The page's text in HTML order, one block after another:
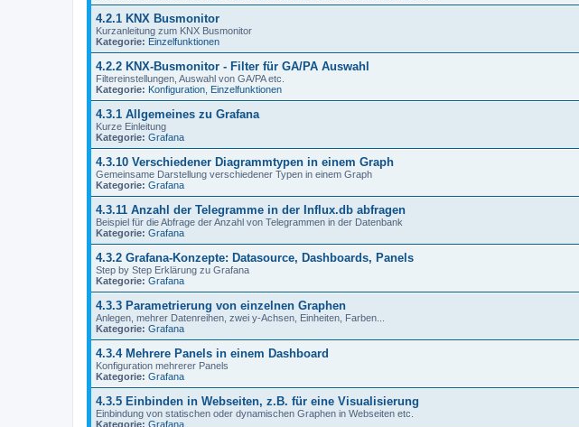
4.2.1 KNX Busmonitor
Kurzanleitung zum KNX Busmonitor
Kategorie: Einzelfunktionen
4.2.2 KNX-Busmonitor - Filter für GA/PA Auswahl
Filtereinstellungen, Auswahl von GA/PA etc.
Kategorie: Konfiguration Einzelfunktionen
4.3.1 Allgemeines zu Grafana
Kurze Einleitung
Kategorie: Grafana
4.3.10 Verschiedener Diagrammtypen in einem Graph
Gemeinsame Darstellung verschiedener Typen in einem Graph
Kategorie: Grafana
4.3.11 Anzahl der Telegramme in der Influx.db abfragen
Beispiel für die Abfrage der Anzahl von Telegrammen in der Datenbank
Kategorie: Grafana
4.3.2 Grafana-Konzepte: Datasource, Dashboards, Panels
Step by Step Erklärung zu Grafana
Kategorie: Grafana
4.3.3 Parametrierung von einzelnen Graphen
Anlegen, mehrer Datenreihen, zwei y-Achsen, Einheiten, Farben...
Kategorie: Grafana
4.3.4 Mehrere Panels in einem Dashboard
Konfiguration mehrerer Panels
Kategorie: Grafana
4.3.5 Einbinden in Webseiten, z.B. für eine Visualisierung
Einbindung von statischen oder dynamischen Graphen in Webseiten etc.
Kategorie: Grafana